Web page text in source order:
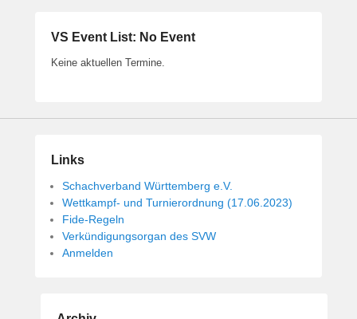
VS Event List: No Event
Keine aktuellen Termine.
Links
Schachverband Württemberg e.V.
Wettkampf- und Turnierordnung (17.06.2023)
Fide-Regeln
Verkündigungsorgan des SVW
Anmelden